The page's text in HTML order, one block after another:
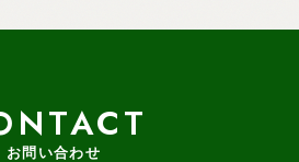
お問い合わせ